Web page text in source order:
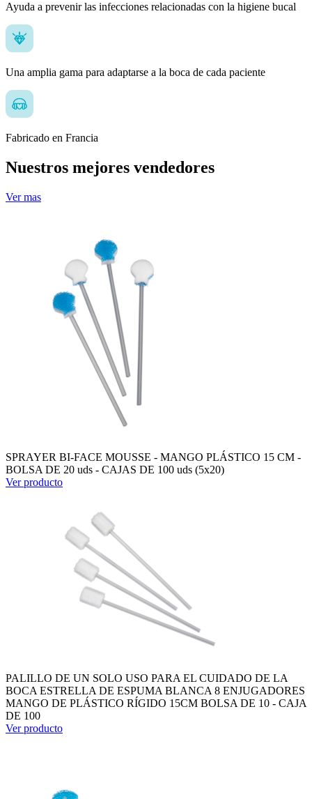
Ayuda a prevenir las infecciones relacionadas con la higiene bucal
Una amplia gama para adaptarse a la boca de cada paciente
Fabricado en Francia
Nuestros mejores vendedores
Ver mas
SPRAYER BI-FACE MOUSSE - MANGO PLÁSTICO 15 CM -
BOLSA DE 20 uds - CAJAS DE 100 uds (5x20)
Ver producto
PALILLO DE UN SOLO USO PARA EL CUIDADO DE LA
BOCA ESTRELLA DE ESPUMA BLANCA 8 ENJUGADORES
MANGO DE PLÁSTICO RÍGIDO 15CM BOLSA DE 10 - CAJA
DE 100
Ver producto